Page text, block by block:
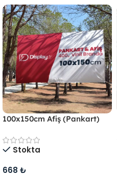
100x150cm Afiş (Pankart)
Stokta
668 ₺